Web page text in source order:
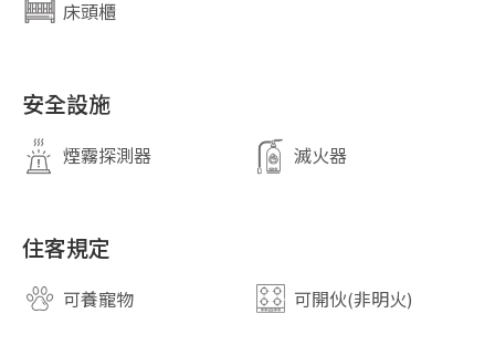
床頭櫃
安全設施
煙霧探測器 滅火器
住客規定
可養寵物 可開伙(非明火)